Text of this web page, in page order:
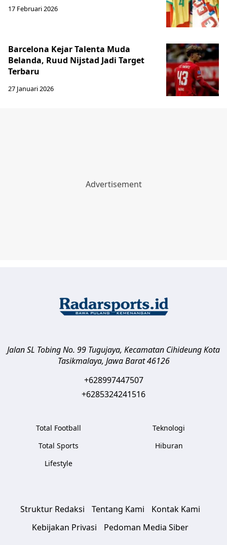
17 Februari 2026
Barcelona Kejar Talenta Muda
Belanda, Ruud Nijstad Jadi Target
Terbaru
27 Januari 2026
Jalan SL Tobing No. 99 Tugujaya, Kecamatan CihideungKota
Tasikmalaya, Jawa Barat 46126
+628997447507
+6285324241516
Total Football
Total Sports
Lifestyle
Teknologi
Hiburan
Struktur Redaksi Tentang Kami
Kontak Kami
Kebijakan Privasi
Pedoman Media Siber